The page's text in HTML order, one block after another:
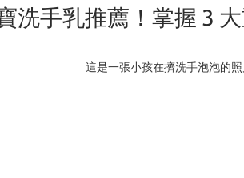
洗手乳推薦！掌握 3